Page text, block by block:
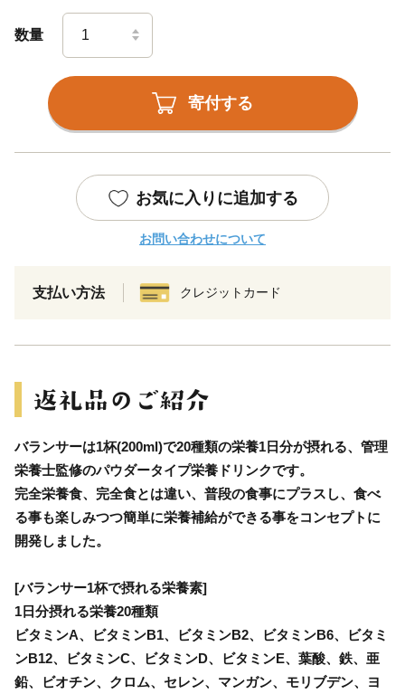
数量
寄付する
お気に入りに追加する
お問い合わせについて
支払い方法 クレジットカード
バランサーは1杯(200ml)で20種類の栄養1日分が摂れる、管理
栄養士監修のパウダータイプ栄養ドリンクです。
完全栄養食、完全食とは違い、普段の食事にプラスし、食べ
る事も楽しみつつ簡単に栄養補給ができる事をコンセプトに
開発しました。
[バランサー1杯で摂れる栄養素]
1日分摂れる栄養20種類
ビタミンA、ビタミンB1、ビタミンB2、ビタミンB6、ビタミ
ンB12、ビタミンC、ビタミンD、ビタミンE、葉酸、鉄、亜
鉛、ビオチン、クロム、セレン、マンガン、モリブデン、ヨ